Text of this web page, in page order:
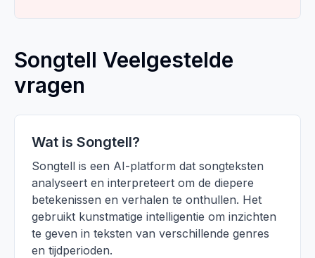
Songtell Veelgestelde
vragen
Wat is Songtell?
Songtell is een AI-platform dat songteksten
analyseert en interpreteert om de diepere
betekenissen en verhalen te onthullen. Het
gebruikt kunstmatige intelligentie om inzichten
te geven in teksten van verschillende genres
en tijdperioden.